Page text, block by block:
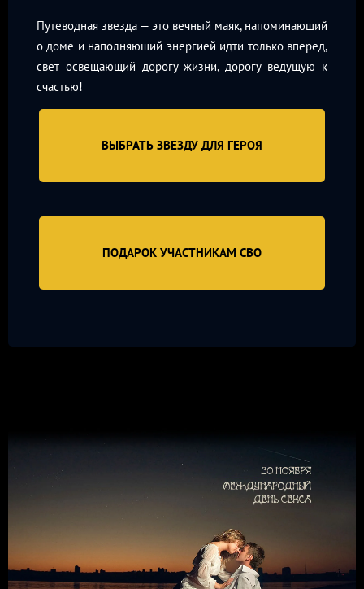
Путеводная звезда — это вечный маяк, напоминающий
о доме и наполняющий энергией идти только вперед,
свет освещающий дорогу жизни, дорогу ведущую к
счастью!
ВЫБРАТЬ ЗВЕЗДУ ДЛЯ ГЕРОЯ
ПОДАРОК УЧАСТНИКАМ СВО